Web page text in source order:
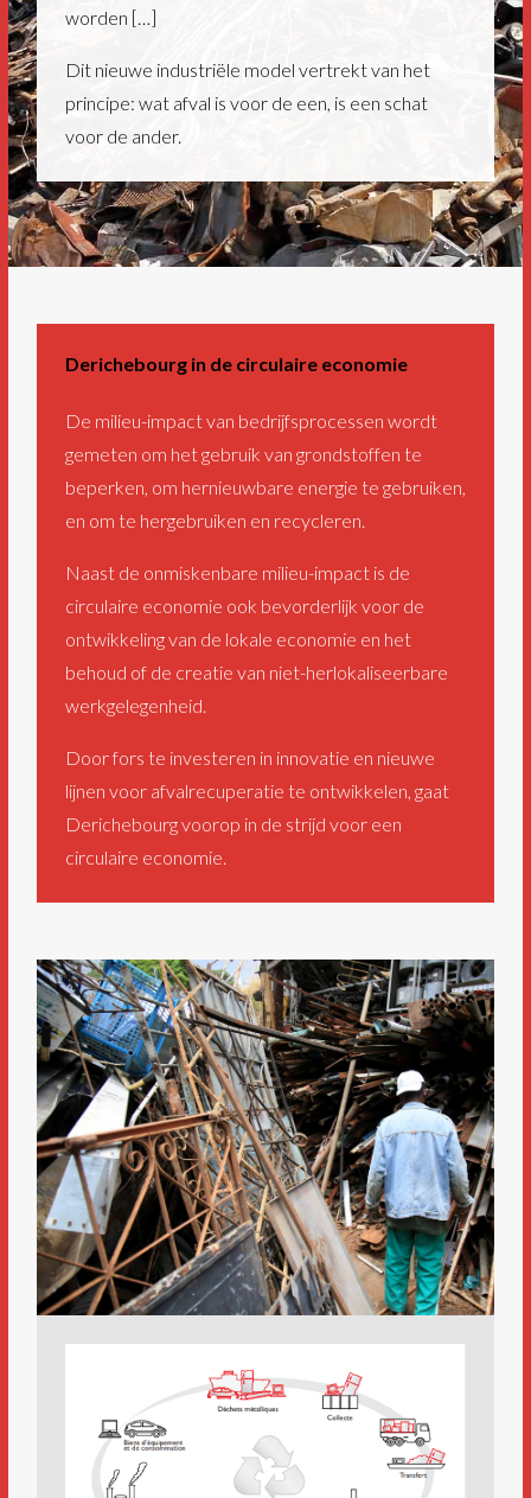
worden […]
Dit nieuwe industriële model vertrekt van het
principe: wat afval is voor de een, is een schat
voor de ander.
Derichebourg in de circulaire economie
De milieu-impact van bedrijfsprocessen wordt
gemeten om het gebruik van grondstoffen te
beperken, om hernieuwbare energie te gebruiken,
en om te hergebruiken en recycleren.
Naast de onmiskenbare milieu-impact is de
circulaire economie ook bevorderlijk voor de
ontwikkeling van de lokale economie en het
behoud of de creatie van niet-herlokaliseerbare
werkgelegenheid.
Door fors te investeren in innovatie en nieuwe
lijnen voor afvalrecuperatie te ontwikkelen, gaat
Derichebourg voorop in de strijd voor een
circulaire economie.